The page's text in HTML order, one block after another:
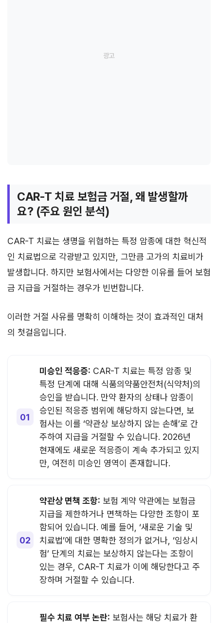
CAR-T 치료 보험금 거절, 왜 발생할까
요? (주요 원인 분석)
CAR-T 치료는 생명을 위협하는 특정 암종에 대한 혁신적
인 치료법으로 각광받고 있지만, 그만큼 고가의 치료비가
발생합니다. 하지만 보험사에서는 다양한 이유를 들어 보험
금 지급을 거절하는 경우가 빈번합니다.
이러한 거절 사유를 명확히 이해하는 것이 효과적인 대처
의 첫걸음입니다.
미승인 적응증: CAR-T 치료는 특정 암종 및
특정 단계에 대해 식품의약품안전처(식약처)의
승인을 받습니다. 만약 환자의 상태나 암종이
승인된 적응증 범위에 해당하지 않는다면, 보
험사는 이를 ‘약관상 보상하지 않는 손해’로 간
주하여 지급을 거절할 수 있습니다. 2026년
현재에도 새로운 적응증이 계속 추가되고 있지
만, 여전히 미승인 영역이 존재합니다.
약관상 면책 조항: 보험 계약 약관에는 보험금
지급을 제한하거나 면책하는 다양한 조항이 포
함되어 있습니다. 예를 들어, ‘새로운 기술 및
치료법’에 대한 명확한 정의가 없거나, ‘임상시
험’ 단계의 치료는 보상하지 않는다는 조항이
있는 경우, CAR-T 치료가 이에 해당한다고 주
장하며 거절할 수 있습니다.
필수 치료 여부 논란: 보험사는 해당 치료가 환